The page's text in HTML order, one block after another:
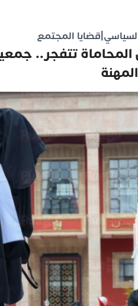
قضايا المجتمع
المحاماة تتفجر..